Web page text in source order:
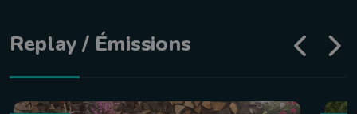
Replay / Émissions